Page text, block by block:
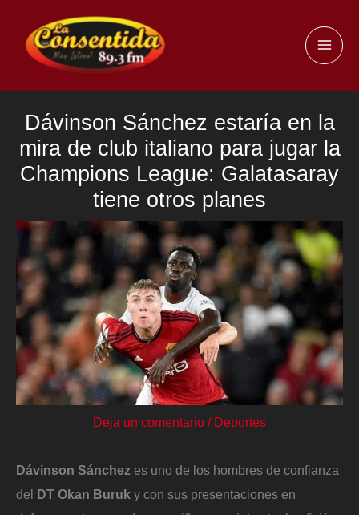
contenido
Dávinson Sánchez estaría en la
mira de club italiano para jugar la
Champions League: Galatasaray
tiene otros planes
Deja un comentario / Deportes
Dávinson Sánchez es uno de los hombres de confianza
del DT Okan Buruk y con sus presentaciones en